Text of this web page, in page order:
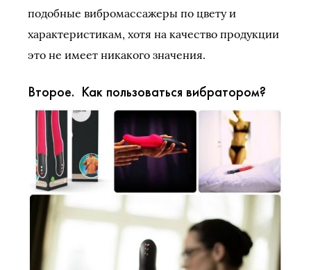
подобные вибромассажеры по цвету и
характеристикам, хотя на качество продукции
это не имеет никакого значения.
Второе. Как пользоваться вибратором?